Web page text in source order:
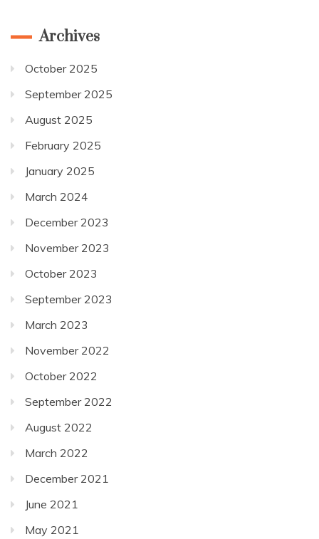
Archives
October 2025
September 2025
August 2025
February 2025
January 2025
March 2024
December 2023
November 2023
October 2023
September 2023
March 2023
November 2022
October 2022
September 2022
August 2022
March 2022
December 2021
June 2021
May 2021